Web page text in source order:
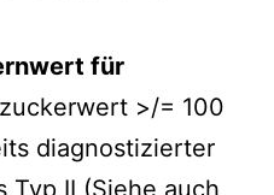
für
>/= 100
diagnostizierter
Typ II (Siehe auch